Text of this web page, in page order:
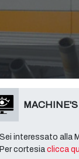
Sei interessato alla
Per cortesia clicca